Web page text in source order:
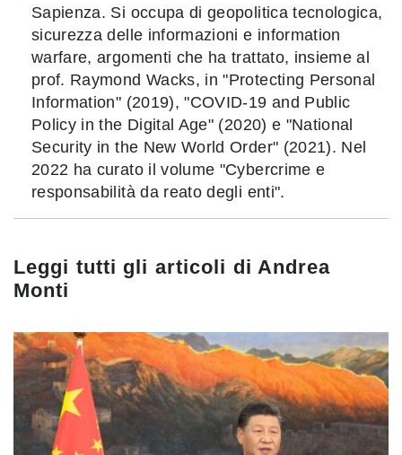
Sapienza. Si occupa di geopolitica tecnologica,
sicurezza delle informazioni e information
warfare, argomenti che ha trattato, insieme al
prof. Raymond Wacks, in "Protecting Personal
Information" (2019), "COVID-19 and Public
Policy in the Digital Age" (2020) e "National
Security in the New World Order" (2021). Nel
2022 ha curato il volume "Cybercrime e
responsabilità da reato degli enti".
Leggi tutti gli articoli di Andrea
Monti